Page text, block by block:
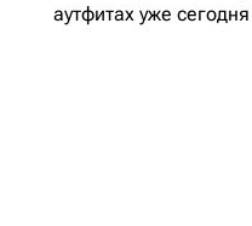
аутфитах уже